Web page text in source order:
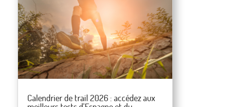
Calendrier de trail 2026 : accédez aux